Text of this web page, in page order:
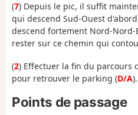
(7) Depuis le pic, il suffit
qui descend Sud-Ouest
descend fortement Nord-
rester sur ce chemin qui
(2) Effectuer la fin du parcours
pour retrouver le parking (D/A).
Points de passage